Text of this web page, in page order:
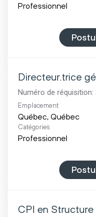
Professionnel
Directeur.trice
Numéro de réquisition:
Emplacement
Catégories
Professionnel
CPI en Structure